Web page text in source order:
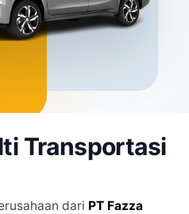
Transportasi
dari PT Fazza